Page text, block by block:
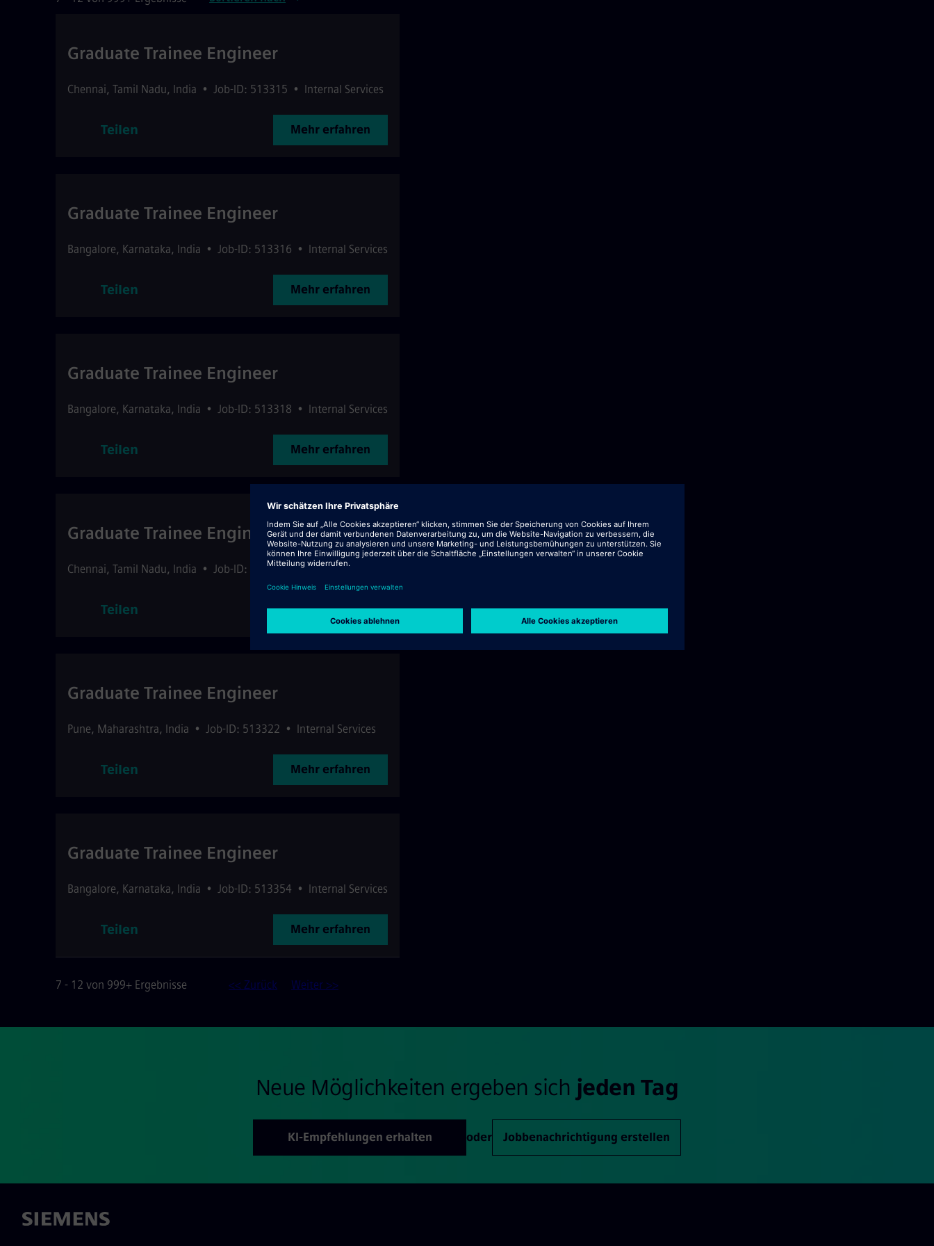
Graduate Trainee Engineer
Chennai, Tamil Nadu, India • Job-ID: 513315 • Internal Services
Teilen Mehr erfahren
Graduate Trainee Engineer
Bangalore, Karnataka, India • Job-ID: 513316 • Internal Services
Teilen Mehr erfahren
Graduate Trainee Engineer
Bangalore, Karnataka, India • Job-ID: 513318 • Internal Services
Teilen Mehr erfahren
Graduate Trainee Engineer
Chennai, Tamil Nadu, India • Job-ID: 513320 • Internal Services
Teilen Mehr erfahren
Graduate Trainee Engineer
Pune, Maharashtra, India • Job-ID: 513322 • Internal Services
Teilen Mehr erfahren
Graduate Trainee Engineer
Bangalore, Karnataka, India • Job-ID: 513354 • Internal Services
Teilen Mehr erfahren
7 - 12 von 999+ Ergebnisse << Zurück Weiter >>
Neue Möglichkeiten ergeben sich jeden Tag
KI-Empfehlungen erhalten oder Jobbenachrichtigung erstellen